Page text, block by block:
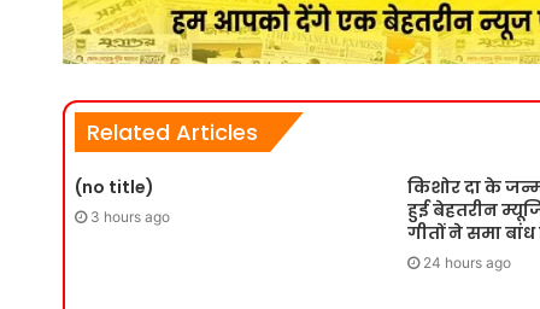
Related Articles
(no title)
3 hours ago
किशोर दा के
हुई बेहतरीन
गीतों ने समा बांध
24 hours ago